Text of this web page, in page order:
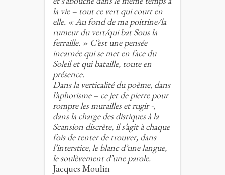
la vie – tout ce vert qui court en
elle. « Au fond de ma poitrine/la
rumeur du vert/qui bat Sous la
ferraille. » C’est une pensée
incarnée qui se met en face du
Soleil et qui bataille, toute en
présence.
Dans la verticalité du poème, dans
l’aphorisme – ce jet de pierre pour
rompre les murailles et rugir -,
dans la charge des distiques à la
Scansion discrète, il s’agit à chaque
fois de tenter de trouver, dans
l’interstice, le blanc d’une langue,
le soulèvement d’une parole.
Jacques Moulin